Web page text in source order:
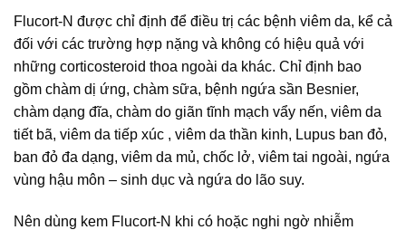
Flucort-N được chỉ định để điều trị các bệnh viêm da, kể cả
đối với các trường hợp nặng và không có hiệu quả với
những corticosteroid thoa ngoài da khác. Chỉ định bao
gồm chàm dị ứng, chàm sữa, bệnh ngứa sần Besnier,
chàm dạng đĩa, chàm do giãn tĩnh mạch vẩy nến, viêm da
tiết bã, viêm da tiếp xúc , viêm da thần kinh, Lupus ban đỏ,
ban đỏ đa dạng, viêm da mủ, chốc lở, viêm tai ngoài, ngứa
vùng hậu môn – sinh dục và ngứa do lão suy.
Nên dùng kem Flucort-N khi có hoặc nghi ngờ nhiễm